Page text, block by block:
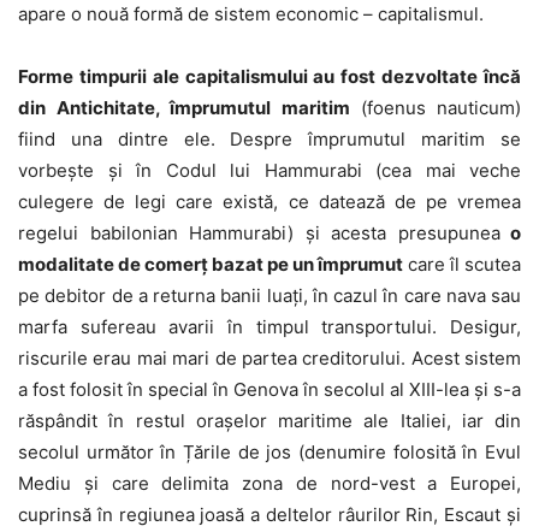
apare o nouă formă de sistem economic – capitalismul.
Forme timpurii ale capitalismului au fost dezvoltate încă
din Antichitate, împrumutul maritim (foenus nauticum)
fiind una dintre ele. Despre împrumutul maritim se
vorbește și în Codul lui Hammurabi (cea mai veche
culegere de legi care există, ce datează de pe vremea
regelui babilonian Hammurabi) și acesta presupuneao
modalitate de comerț bazat pe un împrumut care îl scutea
pe debitor de a returna banii luați, în cazul în care nava sau
marfa sufereau avarii în timpul transportului. Desigur,
riscurile erau mai mari de partea creditorului. Acest sistem
a fost folosit în special în Genova în secolul al XIII-lea și s-a
răspândit în restul orașelor maritime ale Italiei, iar din
secolul următor în Țările de jos (denumire folosită în Evul
Mediu și care delimita zona de nord-vest a Europei,
cuprinsă în regiunea joasă a deltelor râurilor Rin, Escaut și